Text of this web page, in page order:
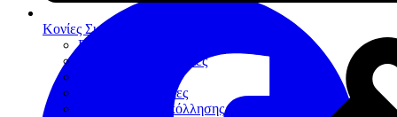
Κονίες Συγκόλλησης
Πολυκαρβοξυλικές κονίες
Υαλοϊονομερείς κονίες
Προσωρινές κονίες
Βοηθήματα συγκόλλησης